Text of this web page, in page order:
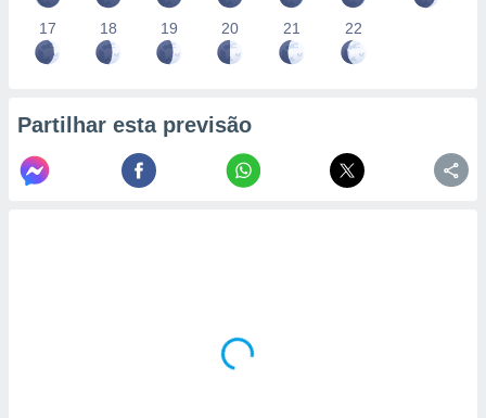
17 18 19 20 21 22
Partilhar esta previsão